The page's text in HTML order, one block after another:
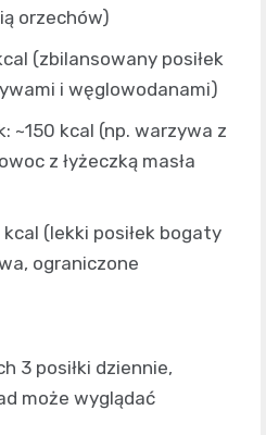
orzechów)
(zbilansowany posiłek
i węglowodanami)
~150 kcal (np. warzywa z
z łyżeczką masła
kcal (lekki posiłek bogaty
ograniczone
3 posiłki dziennie,
może wyglądać